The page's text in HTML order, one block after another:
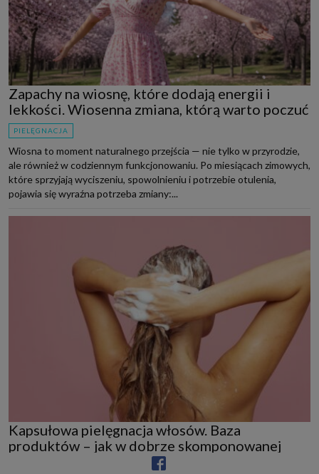
Zapachy na wiosnę, które dodają energii i
lekkości. Wiosenna zmiana, którą warto poczuć
PIELĘGNACJA
Wiosna to moment naturalnego przejścia — nie tylko w przyrodzie,
ale również w codziennym funkcjonowaniu. Po miesiącach zimowych,
które sprzyjają wyciszeniu, spowolnieniu i potrzebie otulenia,
pojawia się wyraźna potrzeba zmiany:...
Kapsułowa pielęgnacja włosów. Baza
produktów – jak w dobrze skomponowanej